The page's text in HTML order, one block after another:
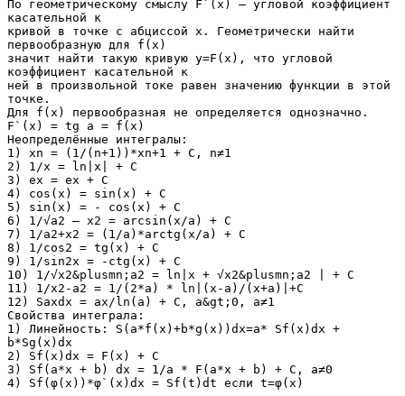
По геометрическому смыслу F`(x) – угловой коэффициент
касательной к
кривой в точке с абциссой x. Геометрически найти
первообразную для f(x)
значит найти такую кривую y=F(x), что угловой
коэффициент касательной к
ней в произвольной токе равен значению функции в этой
точке.
Для f(x) первообразная не определяется однозначно.
F`(x) = tg a = f(x)
Неопределённые интегралы:
1) xn = (1/(n+1))*xn+1 + C, n≠1
2) 1/x = ln|x| + C
3) ex = ex + C
4) cos(x) = sin(x) + C
5) sin(x) = - cos(x) + C
6) 1/√a2 – x2 = arcsin(x/a) + C
7) 1/a2+x2 = (1/a)*arctg(x/a) + C
8) 1/cos2 = tg(x) + C
9) 1/sin2x = -ctg(x) + C
10) 1/√x2&plusmn;a2 = ln|x + √x2&plusmn;a2 | + C
11) 1/x2-a2 = 1/(2*a) * ln|(x-a)/(x+a)|+C
12) Saxdx = ax/ln(a) + C, a&gt;0, a≠1
Свойства интеграла:
1) Линейность: S(a*f(x)+b*g(x))dx=a* Sf(x)dx +
b*Sg(x)dx
2) Sf(x)dx = F(x) + C
3) Sf(a*x + b) dx = 1/a * F(a*x + b) + C, a≠0